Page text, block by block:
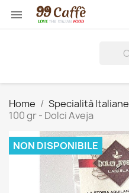

Home Specialità Italiane
100 gr - Dolci Aveja
NON DISPONIBILE